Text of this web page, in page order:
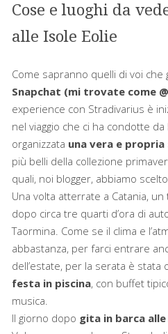
Cose e luoghi da
alle Isole Eolie
Come sapranno quelli di voi che
Snapchat (mi trovate come
experience con Stradivarius è
nel viaggio che ci ha condotte da
organizzata una vera e
più belli della collezione
quali, noi blogger, abbiamo
Una volta atterrate a Catania,
dopo circa tre quarti d’ora di
Taormina. Come se il clima e
abbastanza, per farci entrare
dell’estate, per la serata è stata
festa in piscina, con buffet
musica.
Il giorno dopo gita in barca alle